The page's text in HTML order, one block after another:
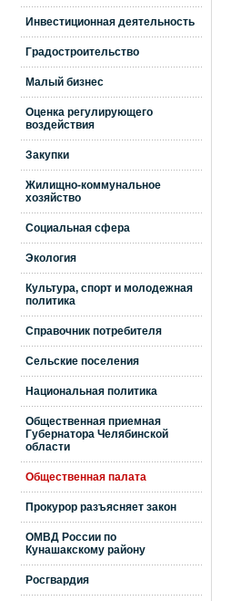
Инвестиционная деятельность
Градостроительство
Малый бизнес
Оценка регулирующего
воздействия
Закупки
Жилищно-коммунальное
хозяйство
Социальная сфера
Экология
Культура, спорт и молодежная
политика
Справочник потребителя
Сельские поселения
Национальная политика
Общественная приемная
Губернатора Челябинской
области
Общественная палата
Прокурор разъясняет закон
ОМВД России по
Кунашакскому району
Росгвардия